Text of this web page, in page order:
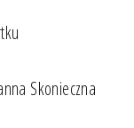
Skonieczna